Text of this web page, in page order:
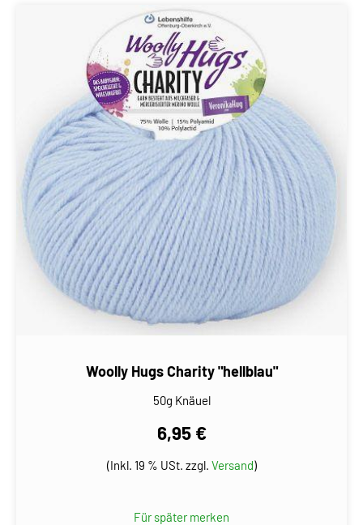
Woolly Hugs Charity "hellblau"
50g Knäuel
6,95 €
(Inkl. 19 % USt. zzgl. Versand)
Für später merken